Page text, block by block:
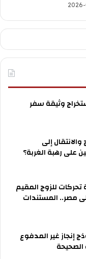
وثيقة سفر
إلى
على رهبة الغربة؟
للزوج المقيم
مصر.. المستندات
غير المدفوع